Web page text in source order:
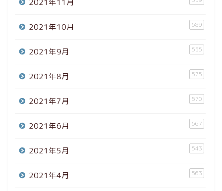
2021年11月
2021年10月 589
2021年9月 555
2021年8月 575
2021年7月 570
2021年6月 567
2021年5月 543
2021年4月 563